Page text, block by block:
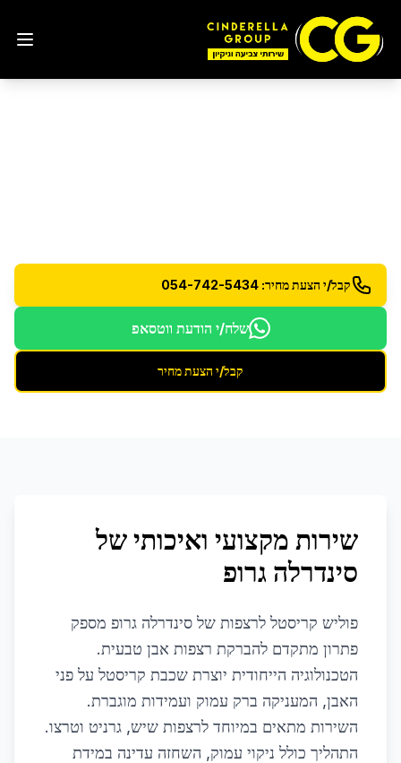
קבל/י הצעת מחיר: 054-742-5434
שלח/י הודעת ווטסאפ
קבל/י הצעת מחיר
שירות מקצועי ואיכותי של
סינדרלה גרופ
פוליש קריסטל לרצפות של סינדרלה גרופ מספק
פתרון מתקדם להברקת רצפות אבן טבעית.
הטכנולוגיה הייחודית יוצרת שכבת קריסטל על פני
האבן, המעניקה ברק עמוק ועמידות מוגברת.
השירות מתאים במיוחד לרצפות שיש, גרניט וטרצו.
התהליך כולל ניקוי עמוק, השחזה עדינה במידת